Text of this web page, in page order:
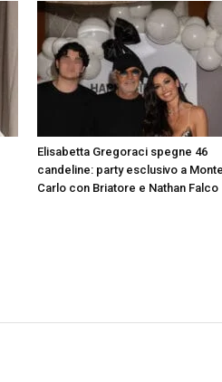
Elisabetta Gregoraci spegne 46
candeline: party esclusivo a Monte
Carlo con Briatore e Nathan Falco